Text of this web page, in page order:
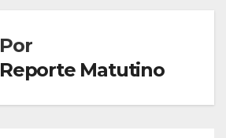
Por
Reporte Matutino